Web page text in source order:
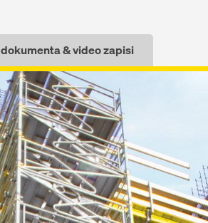
& video zapisi